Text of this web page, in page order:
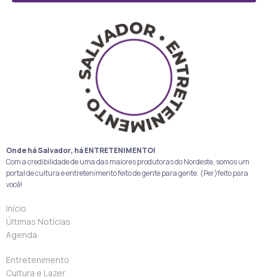
Onde há Salvador, há ENTRETENIMENTO!
Com a credibilidade de uma das maiores produtoras do Nordeste, somos um
portal de cultura e entretenimento feito de gente para gente. (Per)feito para
você!
Início
Últimas Notícias
Agenda
Entretenimento
Cultura e Lazer